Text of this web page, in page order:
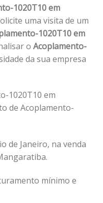
1020T10 em
uma visita de um
1020T10 em
o Acoplamento-
da sua empresa
1020T10 em
de Acoplamento-
de Janeiro, na venda
mínimo e